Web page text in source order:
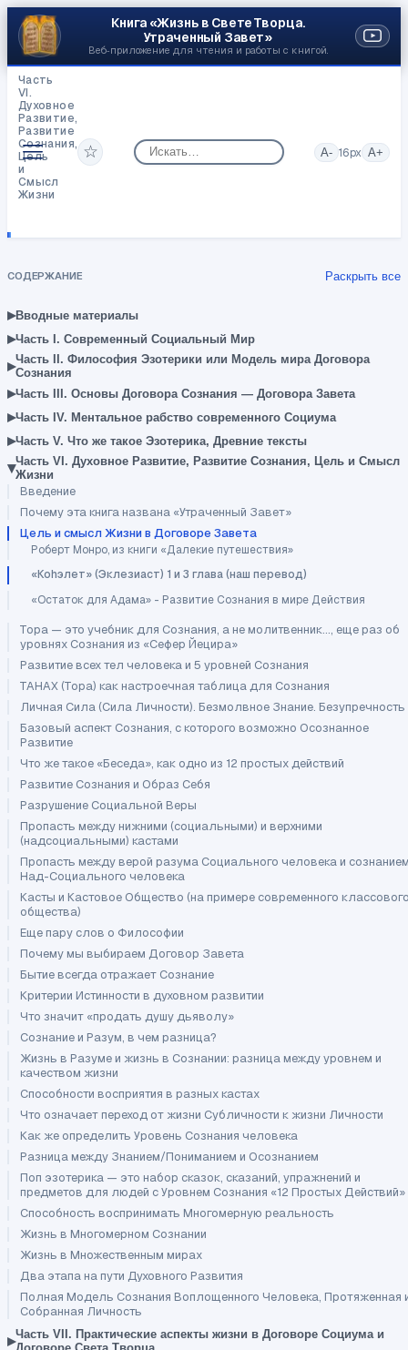
Книга «Жизнь в Свете Творца.
Утраченный Завет»
Веб‑приложение для чтения и работы с книгой.
Часть
VI.
Духовное
Развитие,
Развитие
Сознания,
Цель
и
Смысл
Жизни
смысл
Договоре
☆ A- 16px A+
СОДЕРЖАНИЕ Раскрыть все
▸Вводные материалы
▸Часть I. Современный Социальный Мир
▸Часть II. Философия Эзотерики или Модель мира Договора
Сознания
▸Часть III. Основы Договора Сознания — Договора Завета
▸Часть IV. Ментальное рабство современного Социума
▸Часть V. Что же такое Эзотерика, Древние тексты
▾Часть VI. Духовное Развитие, Развитие Сознания, Цель и Смысл
Жизни
Введение
Почему эта книга названа «Утраченный Завет»
Цель и смысл Жизни в Договоре Завета
Роберт Монро, из книги «Далекие путешествия»
«Коhэлет» (Эклезиаст) 1 и 3 глава (наш перевод)
«Остаток для Адама» - Развитие Сознания в мире Действия
Тора — это учебник для Сознания, а не молитвенник..., еще раз об
уровнях Сознания из «Сефер Йецира»
Развитие всех тел человека и 5 уровней Сознания
ТАНАХ (Тора) как настроечная таблица для Сознания
Личная Сила (Сила Личности). Безмолвное Знание. Безупречность
Базовый аспект Сознания, с которого возможно Осознанное
Развитие
Что же такое «Беседа», как одно из 12 простых действий
Развитие Сознания и Образ Себя
Разрушение Социальной Веры
Пропасть между нижними (социальными) и верхними
(надсоциальными) кастами
Пропасть между верой разума Социального человека и
Над-Социального человека
Касты и Кастовое Общество (на примере современного
общества)
Еще пару слов о Философии
Почему мы выбираем Договор Завета
Бытие всегда отражает Сознание
Критерии Истинности в духовном развитии
Что значит «продать душу дьяволу»
Сознание и Разум, в чем разница?
Жизнь в Разуме и жизнь в Сознании: разница между уровнем и
качеством жизни
Способности восприятия в разных кастах
Что означает переход от жизни Субличности к жизни Личности
Как же определить Уровень Сознания человека
Разница между Знанием/Пониманием и Осознанием
Поп эзотерика — это набор сказок, сказаний, упражнений и
предметов для людей с Уровнем Сознания «12 Простых Действий»
Способность воспринимать Многомерную реальность
Жизнь в Многомерном Сознании
Жизнь в Множественным мирах
Два этапа на пути Духовного Развития
Полная Модель Сознания Воплощенного Человека, Протяженная
Собранная Личность
▸Часть VII. Практические аспекты жизни в Договоре Социума и